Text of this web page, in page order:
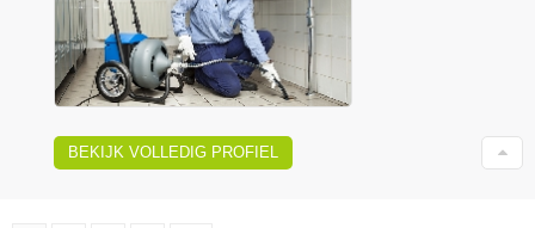
BEKIJK VOLLEDIG PROFIEL